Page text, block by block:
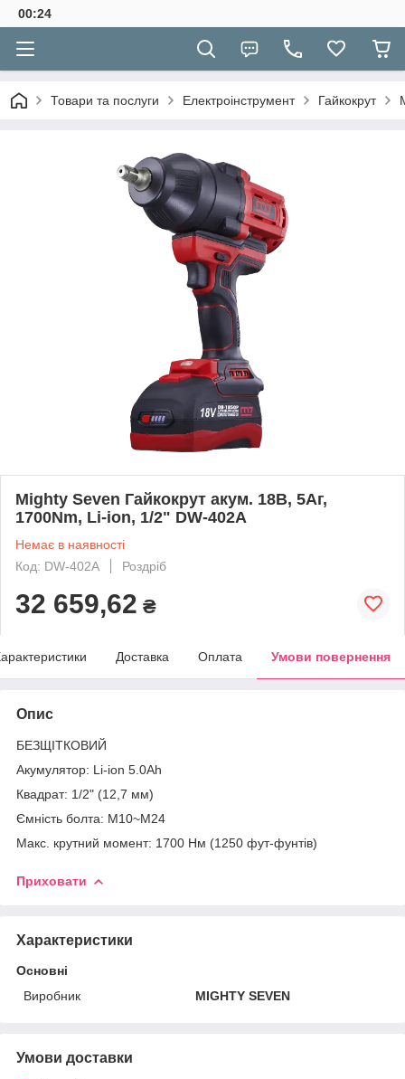
00:24
Товари та послуги Електроінструмент Гайкокрут
Mighty Seven Гайкокрут акум. 18В, 5Aг,
1700Nm, Li-ion, 1/2" DW-402A
Немає в наявності
Код: DW-402A
Роздріб
32 659,62 ₴
Доставка Оплата Умови повернення
Опис
БЕЗЩІТКОВИЙ
Акумулятор: Li-ion 5.0Ah
Квадрат: 1/2" (12,7 мм)
Ємність болта: M10~M24
Макс. крутний момент: 1700 Нм (1250 фут-фунтів)
Приховати
Характеристики
Основні
Виробник
MIGHTY SEVEN
Умови доставки